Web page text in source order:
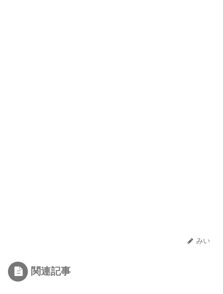
みい
関連記事